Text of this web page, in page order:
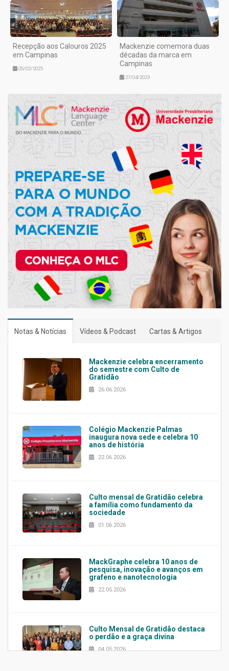
Recepção aos Calouros 2025
em Campinas
05/02/2025
Mackenzie comemora duas
décadas da marca em
Campinas
27/04/2023
Notas & Notícias Vídeos & Podcast Cartas & Artigos
Mackenzie celebra encerramento
do semestre com Culto de
Gratidão
26.06.2026
Colégio Mackenzie Palmas
inaugura nova sede e celebra 10
anos de história
22.06.2026
Culto mensal de Gratidão celebra
a família como fundamento da
sociedade
01.06.2026
MackGraphe celebra 10 anos de
pesquisa, inovação e avanços em
grafeno e nanotecnologia
22.05.2026
Culto Mensal de Gratidão destaca
o perdão e a graça divina
04.05.2026